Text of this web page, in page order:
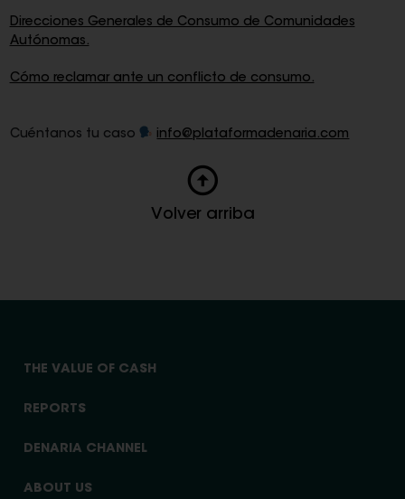
Direcciones Generales de Consumo de Comunidades
Autónomas.
Cómo reclamar ante un conflicto de consumo.
Cuéntanos tu caso info@plataformadenaria.com
Volver arriba
THE VALUE OF CASH
REPORTS
DENARIA CHANNEL
ABOUT US